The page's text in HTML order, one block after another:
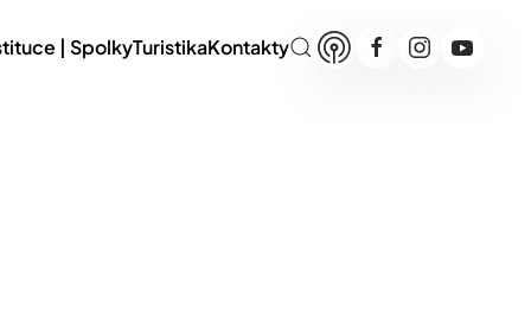
| SpolkyTuristikaKontakty